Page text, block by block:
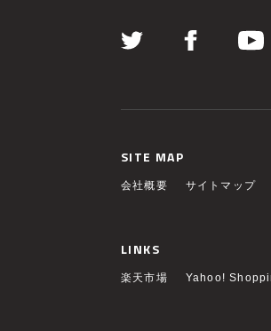
SITE MAP
会社概要 サイトマップ
LINKS
楽天市場 Yahoo!